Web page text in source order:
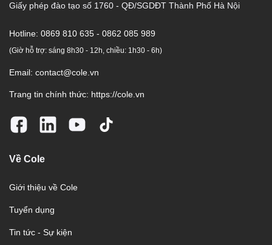
Giấy phép đào tạo số 1760 - QĐ/SGDĐT Thành Phố Hà Nội
Hotline: 0869 810 635 - 0862 085 989
(Giờ hỗ trợ: sáng 8h30 - 12h, chiều: 1h30 - 6h)
Email: contact@cole.vn
Trang tin chính thức: https://cole.vn
Về Cole
Giới thiệu về Cole
Tuyển dụng
Tin tức - Sự kiện